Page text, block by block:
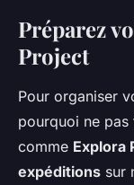
Préparez
Project
Pour organiser
pourquoi ne pas
comme Explora
expéditions sur